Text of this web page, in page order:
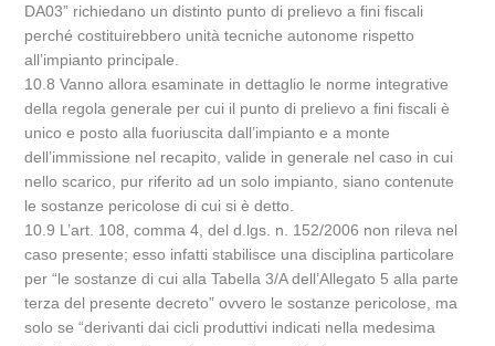
DA03” richiedano un distinto punto di prelievo a fini fiscali
perché costituirebbero unità tecniche autonome rispetto
all’impianto principale.
10.8 Vanno allora esaminate in dettaglio le norme integrative
della regola generale per cui il punto di prelievo a fini fiscali è
unico e posto alla fuoriuscita dall’impianto e a monte
dell’immissione nel recapito, valide in generale nel caso in cui
nello scarico, pur riferito ad un solo impianto, siano contenute
le sostanze pericolose di cui si è detto.
10.9 L’art. 108, comma 4, del d.lgs. n. 152/2006 non rileva nel
caso presente; esso infatti stabilisce una disciplina particolare
per “le sostanze di cui alla Tabella 3/A dell’Allegato 5 alla parte
terza del presente decreto” ovvero le sostanze pericolose, ma
solo se “derivanti dai cicli produttivi indicati nella medesima